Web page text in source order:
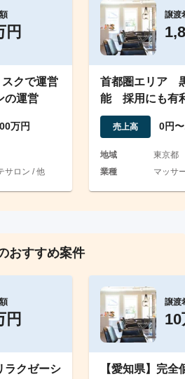
円
クで運営
の運営
万円
サロン / 他
譲渡
首都圏エリア
能 採用にも有
売上高 0円
地域
東京都
業種
マッサ
おすすめ案件
円
ラクゼーシ
譲渡
【愛知県】完